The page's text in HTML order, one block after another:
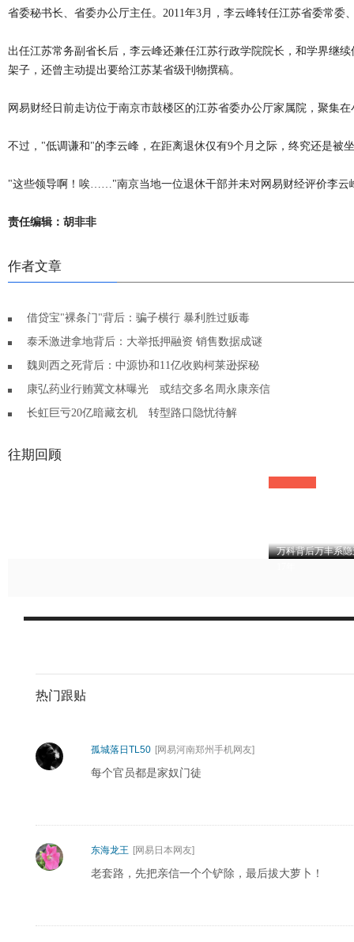
省委秘书长、省委办公厅主任。2011年3月，李云峰转任江苏省委常
出任江苏常务副省长后，李云峰还兼任江苏行政学院院长，和学界继
架子，还曾主动提出要给江苏某省级刊物撰稿。
网易财经日前走访位于南京市鼓楼区的江苏省委办公厅家属院，聚集
不过，"低调谦和"的李云峰，在距离退休仅有9个月之际，终究还是被
"这些领导啊！唉……"南京当地一位退休干部并未对网易财经评价李云
责任编辑：胡非非
作者文章
借贷宝"裸条门"背后：骗子横行 暴利胜过贩毒
泰禾激进拿地背后：大举抵押融资 销售数据成谜
魏则西之死背后：中源协和11亿收购柯莱逊探秘
康弘药业行贿冀文林曝光 或结交多名周永康亲信
长虹巨亏20亿暗藏玄机 转型路口隐忧待解
往期回顾
万科背后万丰系
热门跟贴
孤城落日TL50 [网易河南郑州手机网友]
每个官员都是家奴门徒
东海龙王 [网易日本网友]
老套路，先把亲信一个个铲除，最后拔大萝卜！